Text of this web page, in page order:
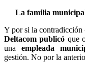
La familia
Y por si la contradicción
Deltacom publicó que
una empleada
gestión. No por la